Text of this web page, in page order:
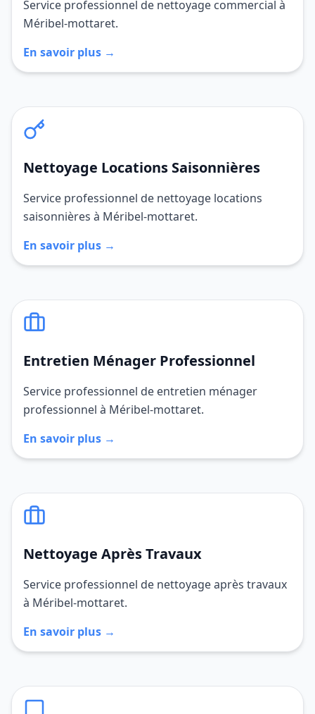
Service professionnel de nettoyage commercial à
Méribel-mottaret.
En savoir plus →
Nettoyage Locations Saisonnières
Service professionnel de nettoyage locations
saisonnières à Méribel-mottaret.
En savoir plus →
Entretien Ménager Professionnel
Service professionnel de entretien ménager
professionnel à Méribel-mottaret.
En savoir plus →
Nettoyage Après Travaux
Service professionnel de nettoyage après travaux
à Méribel-mottaret.
En savoir plus →